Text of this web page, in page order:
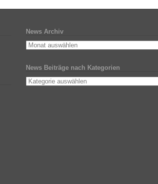
News Archiv
News Beiträge nach Kategorien